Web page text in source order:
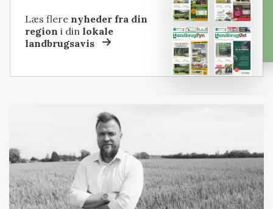
Læs flere nyheder fra din
region i dinlokale
landbrugsavis